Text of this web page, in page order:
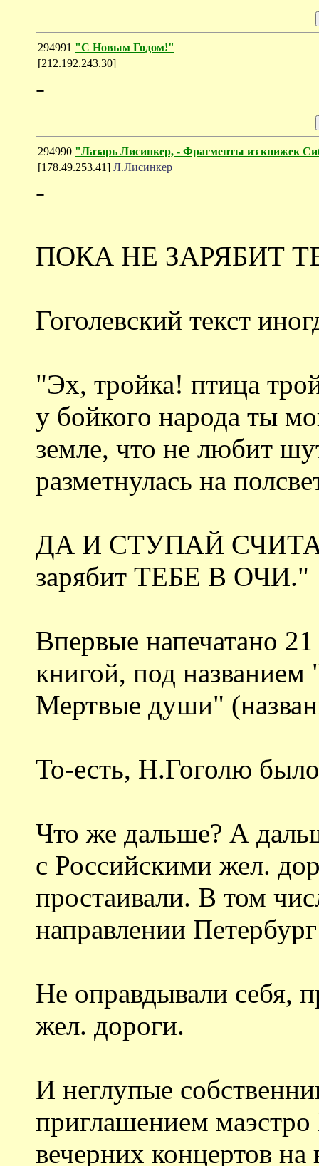
294991 "С Новым Годом!"
[212.192.243.30]
-
294990 "Лазарь Лисинкер, - Фрагменты из книжек
[178.49.253.41] Л.Лисинкер
-
ПОКА НЕ ЗАРЯБИТ
Гоголевский текст
"Эх, тройка! птица
у бойкого народа ты
земле, что не любит
разметнулась на
ДА И СТУПАЙ
зарябит ТЕБЕ В ОЧИ."
Впервые напечатано
книгой, под
Мертвые души"
То-есть, Н.Гоголю
Что же дальше? А
с Российскими жел.
простаивали. В том
направлении
Не оправдывали себя,
жел. дороги.
И неглупые
приглашением
вечерних концертов на